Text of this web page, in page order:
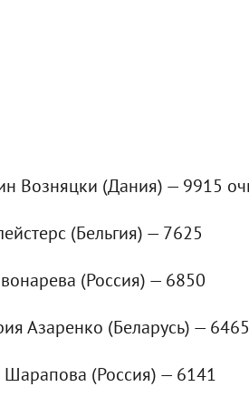
Возняцки (Дания) — 9915
(Бельгия) — 7625
(Россия) — 6850
Азаренко (Беларусь) — 6465
(Россия) — 6141